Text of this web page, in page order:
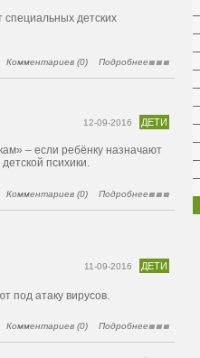
специальных детских
Комментариев (0) Подробнее
ДЕТИ
12-09-2016
– если ребёнку назначают
психики.
Комментариев (0) Подробнее
ДЕТИ
11-09-2016
под атаку вирусов.
Комментариев (0) Подробнее